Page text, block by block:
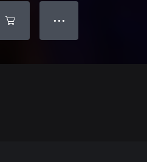
● ● ●